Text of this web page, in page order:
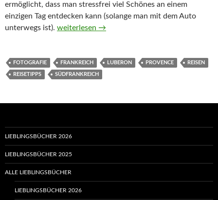
ermöglicht, dass man stressfrei viel Schönes an einem
einzigen Tag entdecken kann (solange man mit dem Auto
unterwegs ist). Reiseempfehlungen für Südfrankreich/die
weiterlesen →
FOTOGRAFIE FRANKREICH LUBERON PROVENCE REISEN
REISETIPPS SÜDFRANKREICH
LIEBLINGSBÜCHER 2026
LIEBLINGSBÜCHER 2025
ALLE LIEBLINGSBÜCHER
LIEBLINGSBÜCHER 2026